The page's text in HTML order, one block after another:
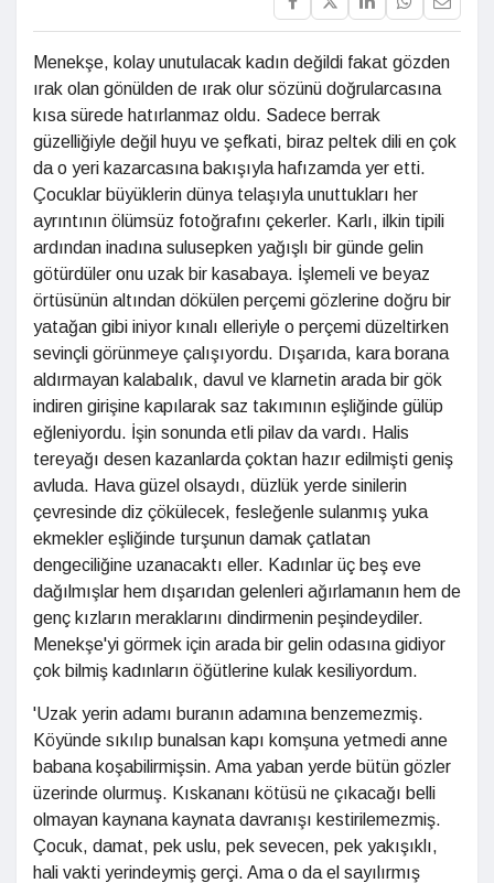
Menekşe, kolay unutulacak kadın değildi fakat gözden
ırak olan gönülden de ırak olur sözünü doğrularcasına
kısa sürede hatırlanmaz oldu. Sadece berrak
güzelliğiyle değil huyu ve şefkati, biraz peltek dili en çok
da o yeri kazarcasına bakışıyla hafızamda yer etti.
Çocuklar büyüklerin dünya telaşıyla unuttukları her
ayrıntının ölümsüz fotoğrafını çekerler. Karlı, ilkin tipili
ardından inadına sulusepken yağışlı bir günde gelin
götürdüler onu uzak bir kasabaya. İşlemeli ve beyaz
örtüsünün altından dökülen perçemi gözlerine doğru bir
yatağan gibi iniyor kınalı elleriyle o perçemi düzeltirken
sevinçli görünmeye çalışıyordu. Dışarıda, kara borana
aldırmayan kalabalık, davul ve klarnetin arada bir gök
indiren girişine kapılarak saz takımının eşliğinde gülüp
eğleniyordu. İşin sonunda etli pilav da vardı. Halis
tereyağı desen kazanlarda çoktan hazır edilmişti geniş
avluda. Hava güzel olsaydı, düzlük yerde sinilerin
çevresinde diz çökülecek, fesleğenle sulanmış yuka
ekmekler eşliğinde turşunun damak çatlatan
dengeciliğine uzanacaktı eller. Kadınlar üç beş eve
dağılmışlar hem dışarıdan gelenleri ağırlamanın hem de
genç kızların meraklarını dindirmenin peşindeydiler.
Menekşe'yi görmek için arada bir gelin odasına gidiyor
çok bilmiş kadınların öğütlerine kulak kesiliyordum.
'Uzak yerin adamı buranın adamına benzemezmiş.
Köyünde sıkılıp bunalsan kapı komşuna yetmedi anne
babana koşabilirmişsin. Ama yaban yerde bütün gözler
üzerinde olurmuş. Kıskananı kötüsü ne çıkacağı belli
olmayan kaynana kaynata davranışı kestirilemezmiş.
Çocuk, damat, pek uslu, pek sevecen, pek yakışıklı,
hali vakti yerindeymiş gerçi. Ama o da el sayılırmış